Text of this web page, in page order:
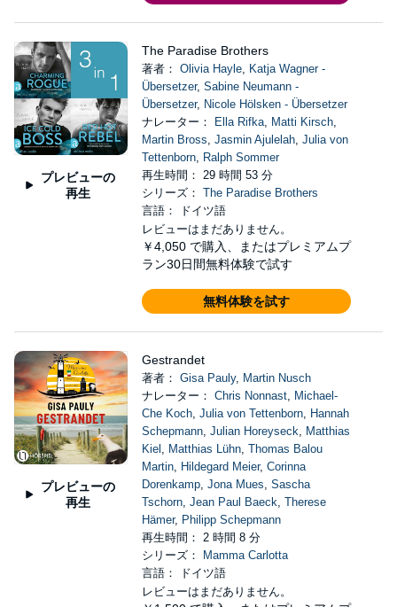
プレビューの
再生
The Paradise Brothers
著者： Olivia Hayle, Katja Wagner -
Übersetzer, Sabine Neumann -
Übersetzer, Nicole Hölsken - Übersetzer
ナレーター：
Ella Rifka, Matti Kirsch,
Martin Bross, Jasmin Ajulelah, Julia von
Tettenborn, Ralph Sommer
再生時間： 29 時間 53 分
シリーズ： The Paradise Brothers
言語： ドイツ語
レビューはまだありません。
￥4,050 で購入、またはプレミアムプ
ラン30日間無料体験で試す
無料体験を試す
プレビューの
再生
Gestrandet
著者： Gisa Pauly, Martin Nusch
ナレーター： Chris Nonnast, Michael-
Che Koch, Julia von Tettenborn, Hannah
Schepmann, Julian Horeyseck, Matthias
Kiel , Matthias Lühn, Thomas Balou
Martin, Hildegard Meier, Corinna
Dorenkamp, Jona Mues, Sascha
Tschorn, Jean Paul Baeck, Therese
Hämer, Philipp Schepmann
再生時間： 2 時間 8 分
シリーズ：
Mamma Carlotta
言語： ドイツ語
レビューはまだありません。